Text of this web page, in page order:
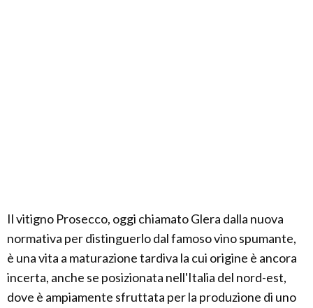
Il vitigno Prosecco, oggi chiamato Glera dalla nuova
normativa per distinguerlo dal famoso vino spumante,
è una vita a maturazione tardiva la cui origine è ancora
incerta, anche se posizionata nell'Italia del nord-est,
dove è ampiamente sfruttata per la produzione di uno